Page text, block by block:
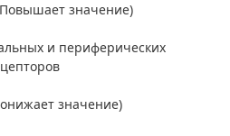
значение)
и периферических
значение)